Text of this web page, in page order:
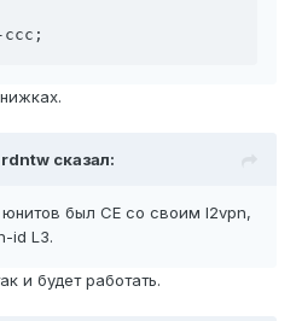
сказал:
был CE со своим l2vpn,
id L3.
и будет работать.